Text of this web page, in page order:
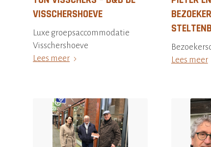
VISSCHERSHOEVE
Luxe groepsaccommodatie
Visschershoeve
Lees meer
Lees meer